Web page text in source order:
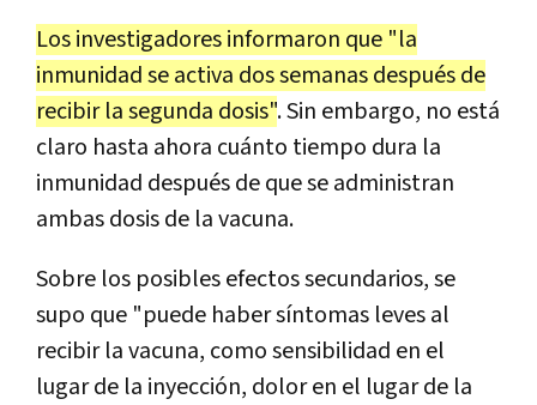
Los investigadores informaron que "la
inmunidad se activa dos semanas después de
recibir la segunda dosis". Sin embargo, no está
claro hasta ahora cuánto tiempo dura la
inmunidad después de que se administran
ambas dosis de la vacuna.
Sobre los posibles efectos secundarios, se
supo que "puede haber síntomas leves al
recibir la vacuna, como sensibilidad en el
lugar de la inyección, dolor en el lugar de la